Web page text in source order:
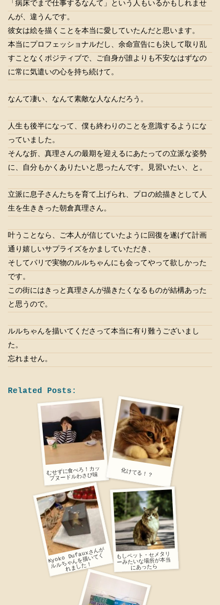
「病床でまで仕事するなんて」という人もいるかもしれませ
んが、違うんです。
彼女は絵を描くことを本当に愛していたんだと思います。
本当にプロフェッショナルだし、余命宣告にも決して取り乱
すことなくポジティブで、ご自身が誰よりも不安なはずなの
に常に気遣いの心を持ち続けて。
なんて凄い、なんて素敵な人なんだろう。
人生も後半になって、僕も終わりのことを意識するようにな
っていました。
そんな折、真理さんの最期を迎えるにあたっての立派な姿勢
に、自分もかくありたいと思ったんです。見習いたい、と。
立派に息子さんたちを育て上げられ、プロの絵描きとして人
生を生ききった朝倉真理さん。
叶うことなら、ご本人が信じていたように回復を遂げて計画
通り嬉しいサプライズをかましていただき、
そしてパリで実物のルルちゃんにも会ってやって欲しかった
です。
この街にはきっと真理さんが描きたくなるものが結構あった
と思うので。
ルルちゃんを描いてくださって本当に有り難うございまし
た。
忘れません。
Related Posts:
むせずに食べろ！カッ
プヌードルわさび味 化けてる！？
Kyoko Dufaux
さ
ん
が
ル
ル
ち
ゃ
ん
を
描
い
て
く
れ
ま
し
た
！
もしペット・セメタリ
ーみたいな場所が本当
にあったら